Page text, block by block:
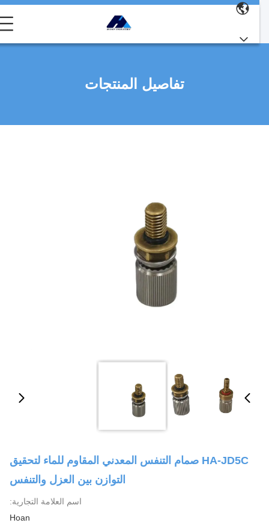
تفاصيل المنتجات
HA-JD5C صمام التنفس المعدني المقاوم للماء لتحقيق
التوازن بين العزل والتنفس
اسم العلامة التجارية:
Hoan